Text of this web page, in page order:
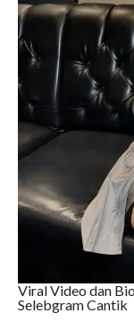
Viral Video dan
Selebgram Cantik